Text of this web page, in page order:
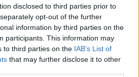
disclosed to third parties prior to
opt-out of the further
information by third parties on the
participants. This information may
to third parties on the IAB’s List of
that may further disclose it to other